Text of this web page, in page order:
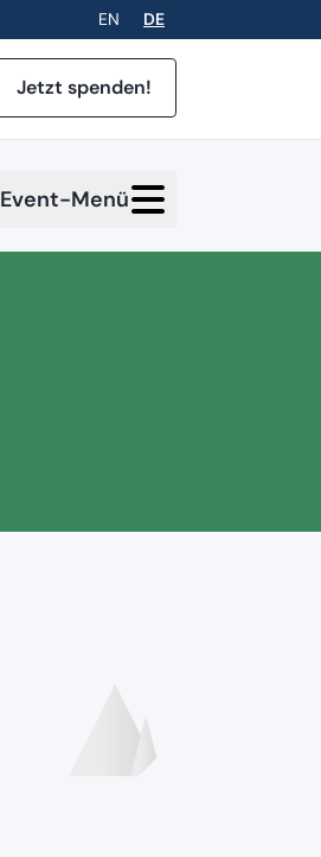
EN DE
Jetzt spenden!
Event-Menü